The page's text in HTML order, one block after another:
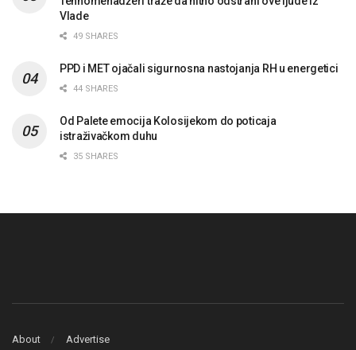
Vlade
49 SHARES
PPD i MET ojačali sigurnosna nastojanja RH u energetici
44 SHARES
Od Palete emocija Kolosijekom do poticaja
istraživačkom duhu
35 SHARES
About Advertise